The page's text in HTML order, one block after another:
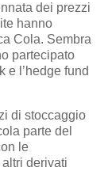
dei prezzi
hanno
Cola. Sembra
partecipato
e l’hedge fund
di stoccaggio
parte del
le
derivati